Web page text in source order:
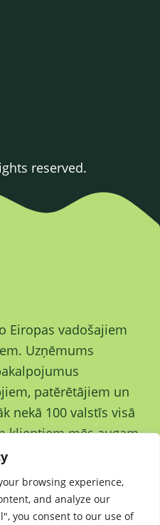
browsing experience,
and analyze our
you consent to our use of
reserved.
Eiropas vadošajiem
Uzņēmums
patērētājiem un
nekā 100 valstīs visā
klientiem mēs augam